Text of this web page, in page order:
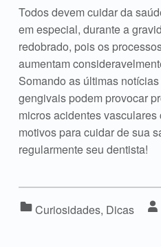
Todos devem cuidar da
em especial, durante a
redobrado, pois os
aumentam
Somando as últimas
gengivais podem provocar
micros acidentes
motivos para cuidar de sua
regularmente seu dentista!
Curiosidades, Dicas